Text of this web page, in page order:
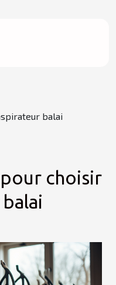
balai
choisir